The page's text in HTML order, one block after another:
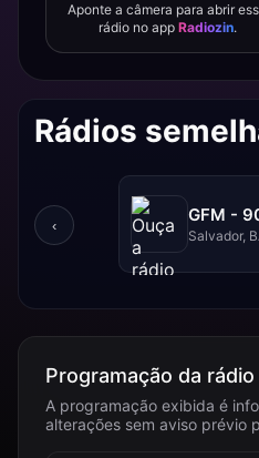
Aponte a câmera para abrir
rádio no app Radiozin.
Rádios
‹
GFM -
Salvador,
Programação da rádio
A programação exibida é
alterações sem aviso prévio